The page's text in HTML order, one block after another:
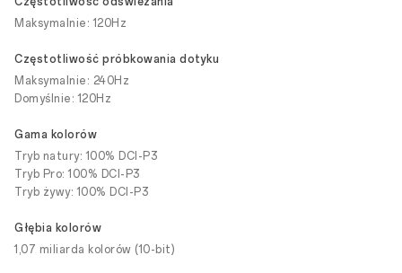
Maksymalnie: 120Hz
Częstotliwość próbkowania dotyku
Maksymalnie: 240Hz
Domyślnie: 120Hz
Gama kolorów
Tryb natury: 100% DCI-P3
Tryb Pro: 100% DCI-P3
Tryb żywy: 100% DCI-P3
Głębia kolorów
1,07 miliarda kolorów (10-bit)